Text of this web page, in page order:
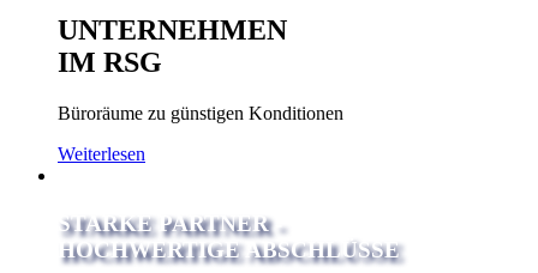
UNTERNEHMEN
IM RSG
Büroräume zu günstigen Konditionen
Weiterlesen
STARKE PARTNER -
HOCHWERTIGE ABSCHLÜSSE